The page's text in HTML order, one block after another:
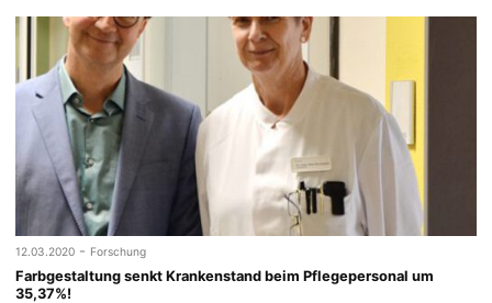
12.03.2020 - Forschung
Farbgestaltung senkt Krankenstand beim Pflegepersonal um
35,37%!